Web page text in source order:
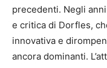
precedenti. Negli
e critica di Dorfles,
innovativa e
ancora dominanti.